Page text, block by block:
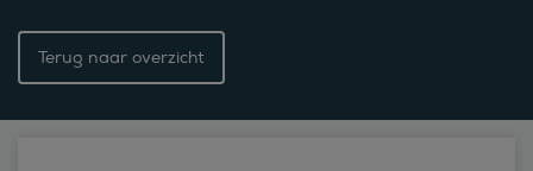
Terug naar overzicht